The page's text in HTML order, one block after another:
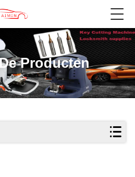
Producten